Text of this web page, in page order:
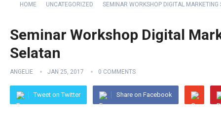
HOME UNCATEGORIZED SEMINAR WORKSHOP DIGITAL
Seminar Workshop Digital
Selatan
ANGELIE JAN 25, 2017 0 COMMENTS
Tweet on Twitter Share on Facebook